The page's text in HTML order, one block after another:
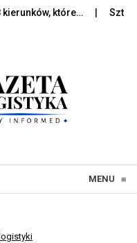
które… Sztuczna
MENU ≡